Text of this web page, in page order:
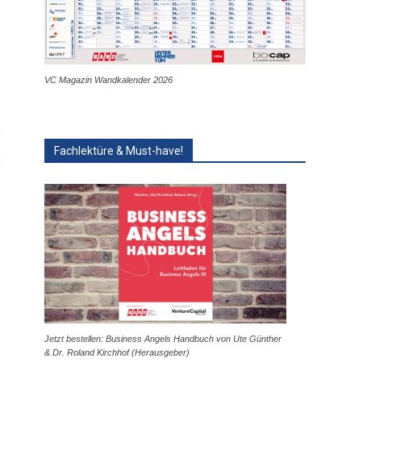
VC Magazin Wandkalender 2026
Fachlektüre & Must-have!
Jetzt bestellen: Business Angels Handbuch von Ute Günther
& Dr. Roland Kirchhof (Herausgeber)